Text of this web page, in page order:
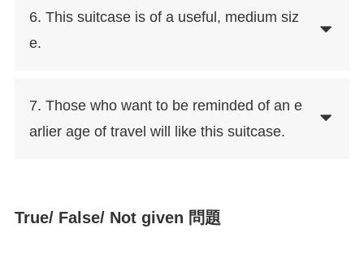
6. This suitcase is of a useful, medium siz
e.
7. Those who want to be reminded of an e
arlier age of travel will like this suitcase.
True/ False/ Not given 問題